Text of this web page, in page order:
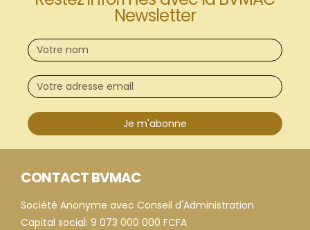
Newsletter
Je m'abonne
CONTACT BVMAC
Société Anonyme avec Conseil d'Administration
Capital social: 9 073 000 000 FCFA